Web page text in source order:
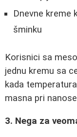
Dnevne kreme
šminku
Korisnici sa
jednu kremu sa
kada
masna pri
3. Nega za